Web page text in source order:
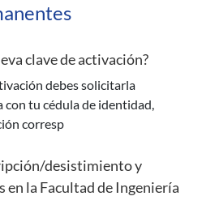
clave de activación?
con tu cédula de identidad,
corresp
desistimiento y
en la Facultad de Ingeniería